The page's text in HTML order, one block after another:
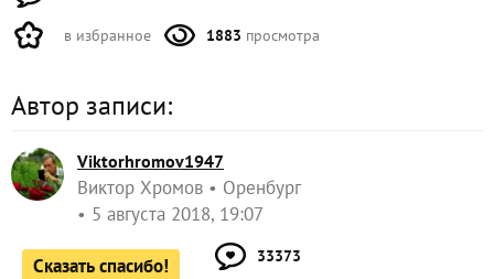
в избранное 1883 просмотра
Автор записи:
Viktorhromov1947
Виктор Хромов
Оренбург
5 августа 2018, 19:07
Сказать спасибо! 33373